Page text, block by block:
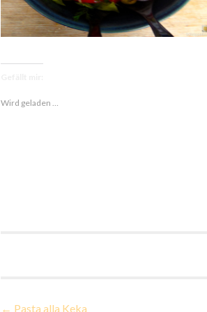
Wird geladen …
← Pasta alla Keka